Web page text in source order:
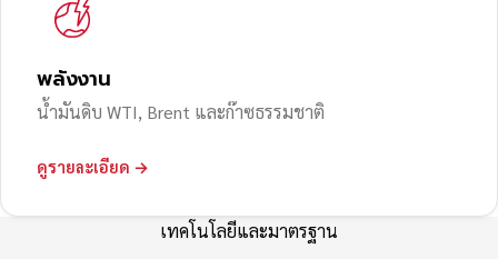
พลังงาน
น้ำมันดิบ WTI, Brent และก๊าซธรรมชาติ
ดูรายละเอียด →
เทคโนโลยีและมาตรฐาน